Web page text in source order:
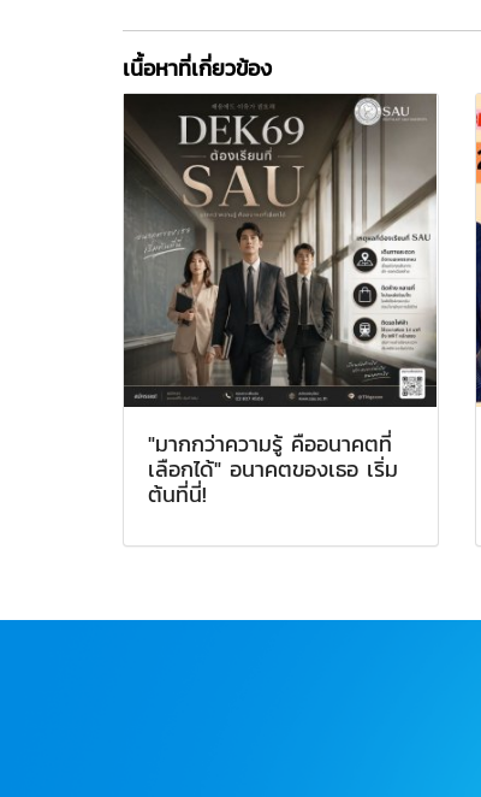
เนื้อหาที่เกี่ยวข้อง
"มากกว่าความรู้ คืออนาคตที่
เลือกได้" อนาคตของเธอ เริ่ม
ต้นที่นี่!